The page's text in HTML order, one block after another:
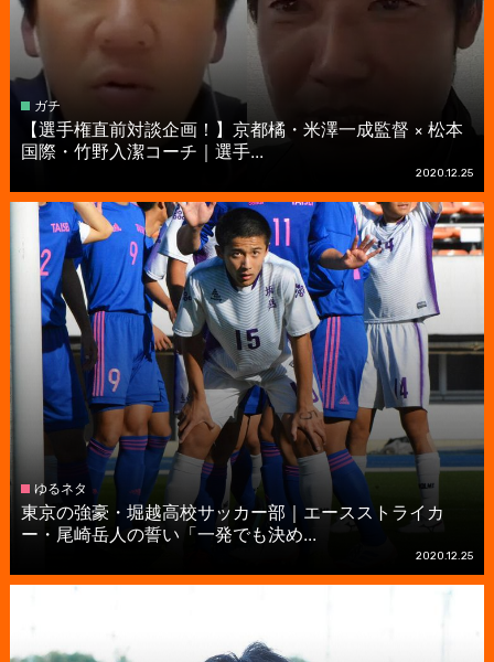
ガチ
【選手権直前対談企画！】京都橘・米澤一成監督 × 松本
国際・竹野入潔コーチ｜選手...
2020.12.25
ゆるネタ
東京の強豪・堀越高校サッカー部｜エースストライカ
ー・尾崎岳人の誓い「一発でも決め...
2020.12.25